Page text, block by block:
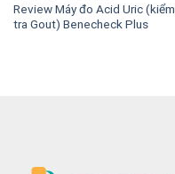
Review Máy đo Acid Uric (kiểm
tra Gout) Benecheck Plus